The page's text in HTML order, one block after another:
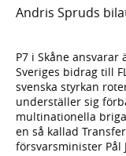
Andris Spruds
P7 i Skåne
Sveriges bidrag till
svenska styrkan
underställer sig
multinationella
en så kallad
försvarsminister Pål